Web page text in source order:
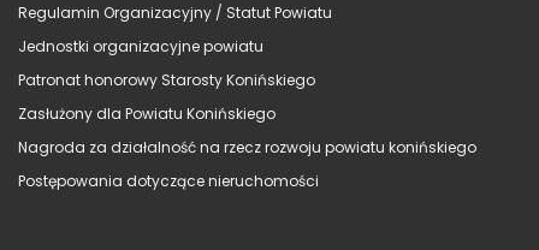
Regulamin Organizacyjny / Statut Powiatu
Jednostki organizacyjne powiatu
Patronat honorowy Starosty Konińskiego
Zasłużony dla Powiatu Konińskiego
Nagroda za działalność na rzecz rozwoju powiatu konińskiego
Postępowania dotyczące nieruchomości